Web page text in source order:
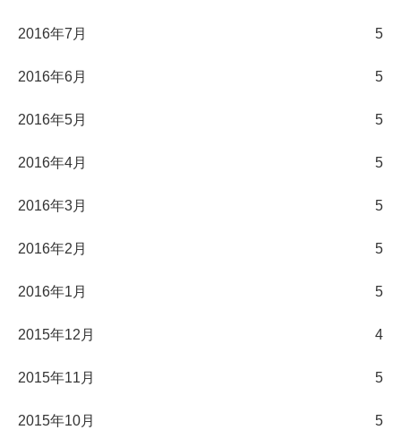
2016年7月 5
2016年6月 5
2016年5月 5
2016年4月 5
2016年3月 5
2016年2月 5
2016年1月 5
2015年12月 4
2015年11月 5
2015年10月 5